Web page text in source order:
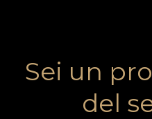
Sei un
del